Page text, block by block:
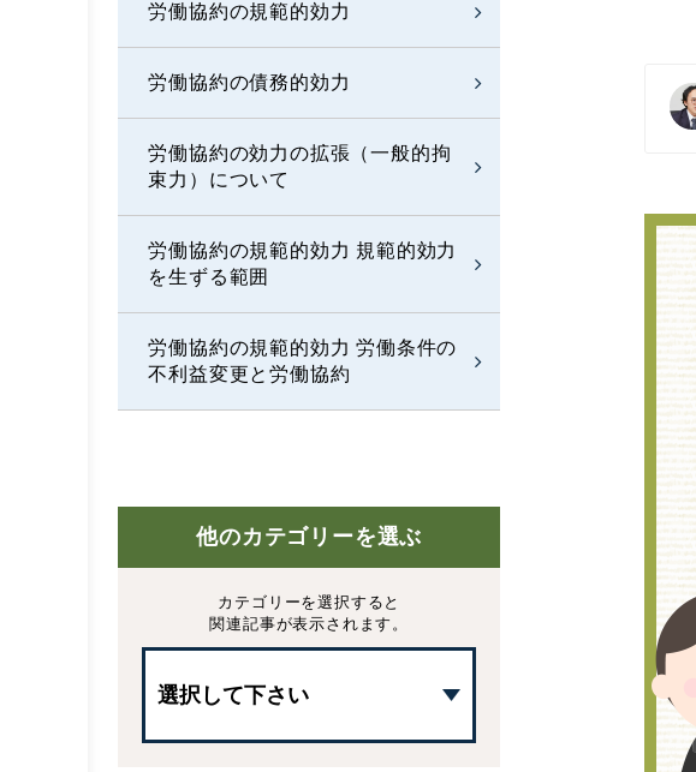
労働協約の規範的効力
労働協約の債務的効力
労働協約の効力の拡張（一般的拘
束力）について
労働協約の規範的効力 規範的効力
を生ずる範囲
労働協約の規範的効力労働条件の
不利益変更と労働協約
他のカテゴリーを選ぶ
カテゴリーを選択すると
関連記事が表示されます。